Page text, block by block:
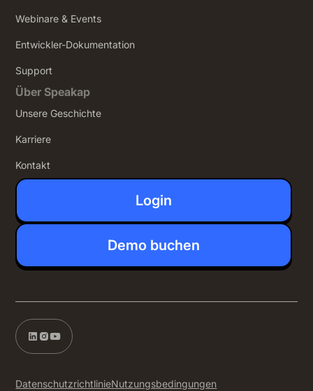
Webinare & Events
Entwickler-Dokumentation
Support
Über Speakap
Unsere Geschichte
Karriere
Kontakt
Login
Demo buchen
DatenschutzrichtlinieNutzungsbedingungen